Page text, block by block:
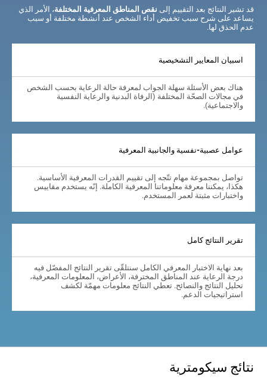
قد تشير النتائج بعد التقييم إلى نقص المناطق المعرفية المختلفة، الأمر الذي
يساعد على شرح سبب تخفيض أداء الشخص عند أنشطة مختلفة أو سبب
عدم الحذق لها.
اسبيان المعايير التشخيصية
هناك بعض الأسئلة سهلة الجواب لمعرفة حالة الرعاية بحسب الشخص
في مجالات الصحّة المختلفة (الرفاة البدنية والرعاية النفسية
والاجتماعية).
عوامل عصبية-نفسية والجانبية المعرفية
تواصل بمجموعة مهام تتّجه إلى تقييم القدرات المعرفية الأساسية.
هكذا، يمكننا معرفة معلوماتنا المعرفية الكاملة. إنّه يستخدم مقاييس
واختبارات مثبتة لعمر المستخدم.
تقرير النتائج كامل
بعد نهاية الاختبار المعرفي الكامل سنتلقّى تقرير النتائج المفصّل فيه
درجة الرعاية عند المناطق المخترفة، الأعراض، المعلومات المعرفية،
تحليل النتائج والنصائح. تعطي النتائج معلومات مهمّة لكشف
استراتيجيات الدعم.
نتائج سيكومترية